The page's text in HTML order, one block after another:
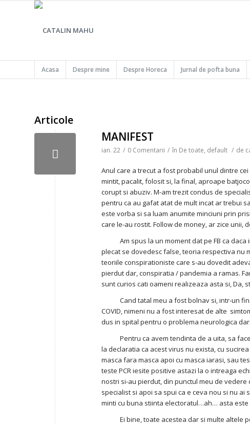
Acasa Despre mine Despre Horeca Jurnal de pofta buna
Articole
MANIFEST
ian. 22 / 0 Comentarii / în De toate, default / de
Anul care a trecut a fost probabil unul dintre
mintit, pacalit, folosit si, la final, aproape
corupt si abuziv. M-am trezit condus de
pentru ca au gafat atat de mult incat ar trebui
este vorba si sa luam anumite minciuni prin
care le-au rostit. Follow de money, ar zice
Am spus la un moment dat pe FB ca daca
plecat se dovedesc false, teoria respectiva nu
teoriile conspirationiste care s-au dovedit
pierdut dar, conspiratia / pandemia a ramas.
sunt curios cati oameni realizeaza asta si, Da,
Cand tatal meu a fost bolnav si, intr-un
COVID, nimeni nu a fost interesat de alte
dus in spital pentru o problema neurologica
Pentru ca avem tendinta de a uita, sa
la declaratia ca acest virus nu exista, cu
masca fara masca apoi cu masca iarasi, sau
teste PCR iesite positive astazi la o intreaga
nostri si-au pierdut, din punctul meu de
specialist si apoi sa spui ca e ceva nou si nu ai
minti cu buna stiinta electoratul…ah… asta este
Ei bine, toate acestea dar si multe altele pe